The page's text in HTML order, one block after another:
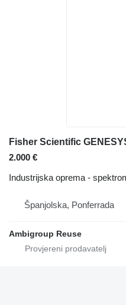
Fisher Scientific
2.000 €
Industrijska oprema -
Španjolska, Ponferrada
Ambigroup Reuse